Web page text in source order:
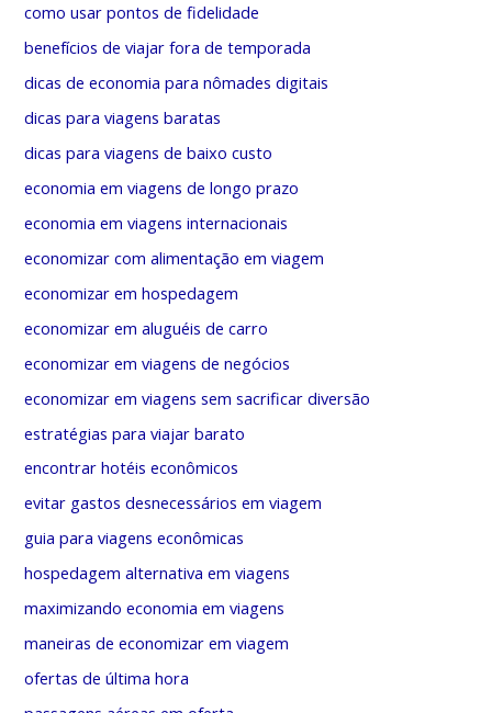
r
:
s
como usar pontos de fidelidade
benefícios de viajar fora de temporada
dicas de economia para nômades digitais
dicas para viagens baratas
dicas para viagens de baixo custo
economia em viagens de longo prazo
economia em viagens internacionais
economizar com alimentação em viagem
economizar em hospedagem
economizar em aluguéis de carro
economizar em viagens de negócios
economizar em viagens sem sacrificar diversão
estratégias para viajar barato
encontrar hotéis econômicos
evitar gastos desnecessários em viagem
guia para viagens econômicas
hospedagem alternativa em viagens
maximizando economia em viagens
maneiras de economizar em viagem
ofertas de última hora